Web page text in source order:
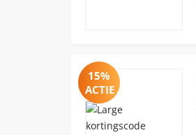
15%
ACTIE